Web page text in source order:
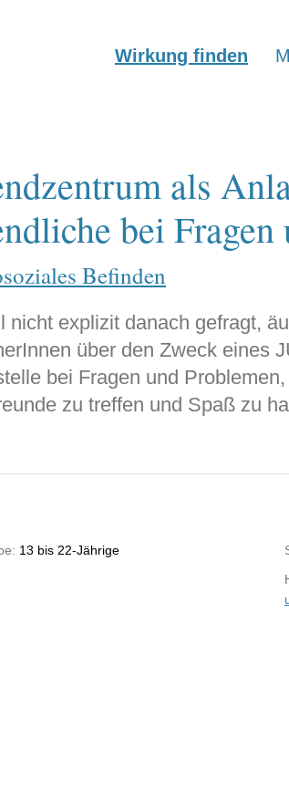
Wirkung finden
als
bei
Befinden
nicht explizit danach gefragt,
über den Zweck eines
bei Fragen und
zu treffen und Spaß zu
13 bis 22-Jährige